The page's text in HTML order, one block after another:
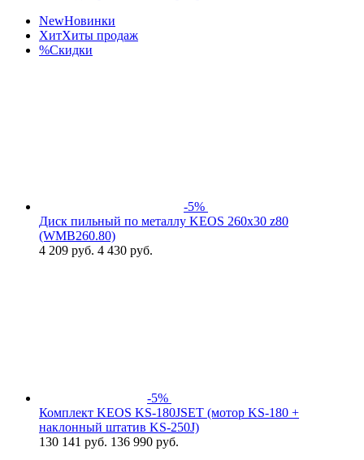
NewНовинки
ХитХиты продаж
%Скидки
-5%
Диск пильный по металлу KEOS 260x30 z80
(WMB260.80)
4 209 руб. 4 430 руб.
-5%
Комплект KEOS KS-180JSET (мотор KS-180 +
наклонный штатив KS-250J)
130 141 руб. 136 990 руб.